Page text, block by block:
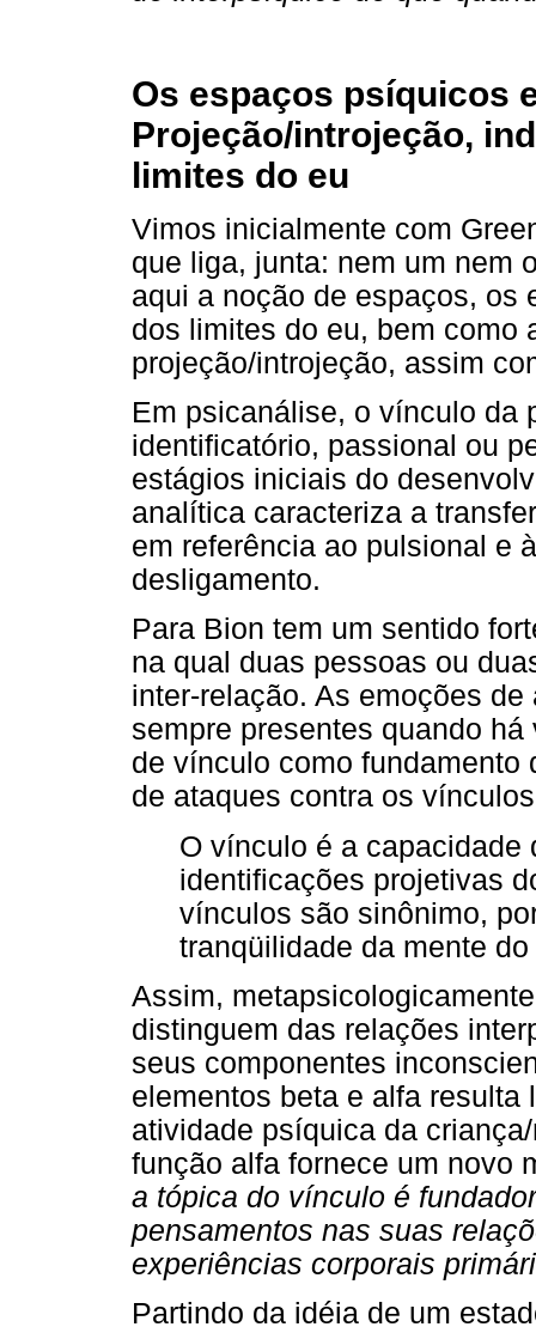
Os espaços psíquicos
Projeção/introjeção,
limites do eu
Vimos inicialmente com
que liga, junta: nem um nem
aqui a noção de espaços, os
dos limites do eu, bem como
projeção/introjeção, assim
Em psicanálise, o vínculo da
identificatório, passional ou
estágios iniciais do
analítica caracteriza a
em referência ao pulsional e
desligamento.
Para Bion tem um sentido
na qual duas pessoas ou
inter-relação. As emoções
sempre presentes quando
de vínculo como fundamento
de ataques contra os
O vínculo é a capacidade
identificações projetivas
vínculos são sinônimo,
tranqüilidade da mente
Assim,
distinguem das relações
seus componentes
elementos beta e alfa resulta
atividade psíquica da
função alfa fornece um novo
a tópica do vínculo é
pensamentos nas suas
experiências corporais
Partindo da idéia de um